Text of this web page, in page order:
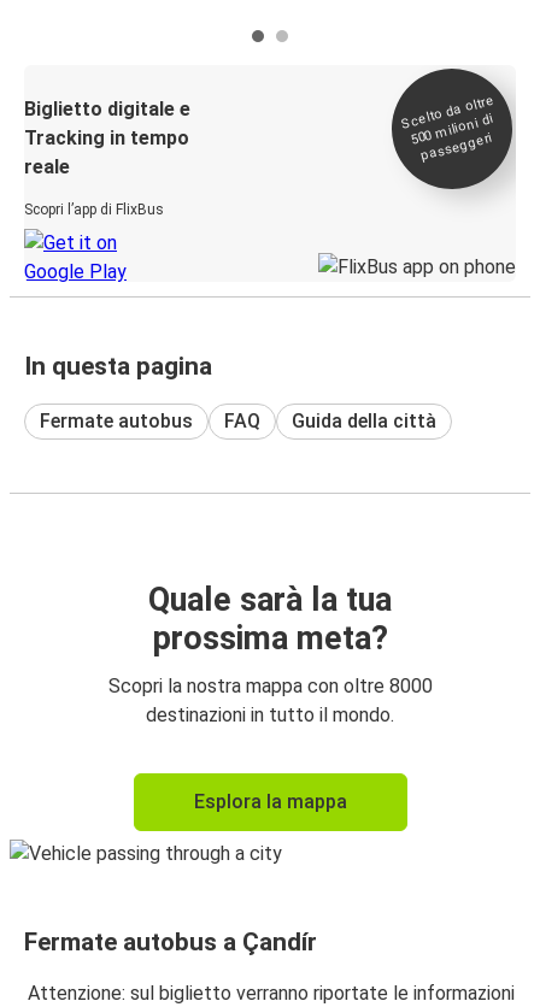
Biglietto digitale e
Tracking in tempo
reale
Scopri l’app di FlixBus
Scelto da oltre
500
milioni di
passeggeri
In questa pagina
Fermate autobus FAQ Guida della città
Quale sarà la tua
prossima meta?
Scopri la nostra mappa con oltre 8000
destinazioni in tutto il mondo.
Esplora la mappa
Fermate autobus a Çandír
Attenzione: sul biglietto verranno riportate le informazioni